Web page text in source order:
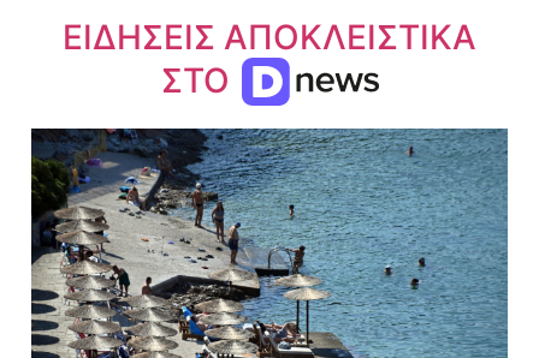
ΕΙΔΗΣΕΙΣ ΑΠΟΚΛΕΙΣΤΙΚΑ
ΣΤΟ